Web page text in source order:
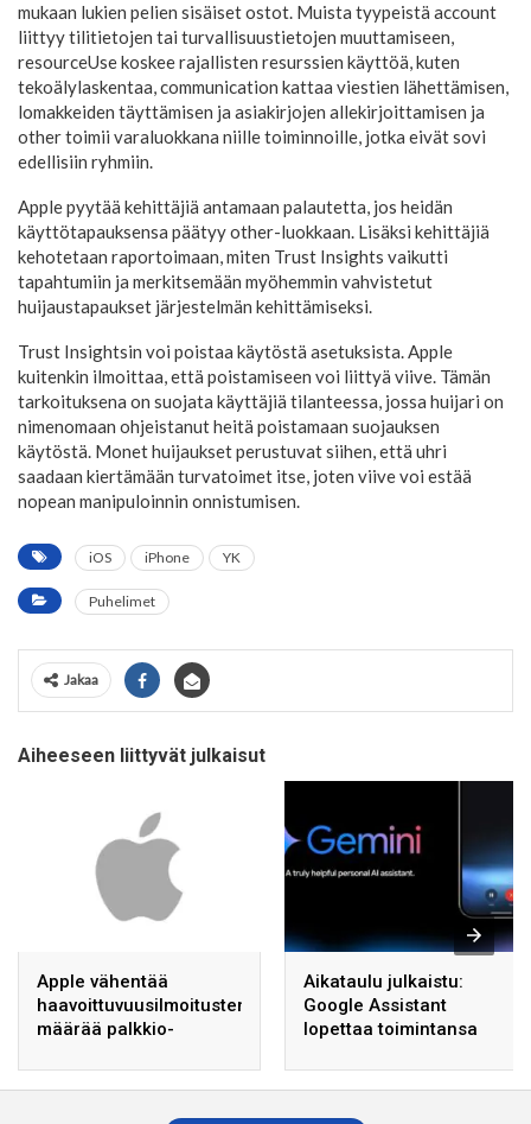
mukaan lukien pelien sisäiset ostot. Muista tyypeistä account
liittyy tilitietojen tai turvallisuustietojen muuttamiseen,
resourceUse koskee rajallisten resurssien käyttöä, kuten
tekoälylaskentaa, communication kattaa viestien lähettämisen,
lomakkeiden täyttämisen ja asiakirjojen allekirjoittamisen ja
other toimii varaluokkana niille toiminnoille, jotka eivät sovi
edellisiin ryhmiin.
Apple pyytää kehittäjiä antamaan palautetta, jos heidän
käyttötapauksensa päätyy other-luokkaan. Lisäksi kehittäjiä
kehotetaan raportoimaan, miten Trust Insights vaikutti
tapahtumiin ja merkitsemään myöhemmin vahvistetut
huijaustapaukset järjestelmän kehittämiseksi.
Trust Insightsin voi poistaa käytöstä asetuksista. Apple
kuitenkin ilmoittaa, että poistamiseen voi liittyä viive. Tämän
tarkoituksena on suojata käyttäjiä tilanteessa, jossa huijari on
nimenomaan ohjeistanut heitä poistamaan suojauksen
käytöstä. Monet huijaukset perustuvat siihen, että uhri
saadaan kiertämään turvatoimet itse, joten viive voi estää
nopean manipuloinnin onnistumisen.
iOS iPhone YK
Puhelimet
Jakaa
Aiheeseen liittyvät julkaisut
Apple vähentää
haavoittuvuusilmoitusten
määrää palkkio-
on aiheuttanut kasvua
Aikataulu julkaistu:
Google Assistant
lopettaa toimintansa
syyskuuta alkaen.